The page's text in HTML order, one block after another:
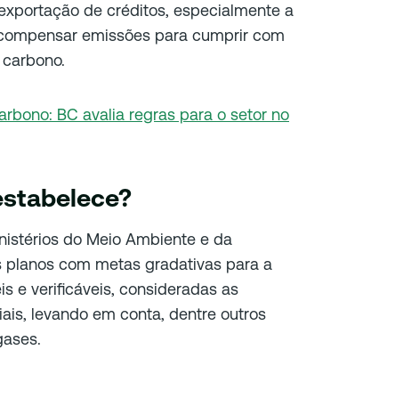
de créditos, especialmente a
emissões para cumprir com
BC avalia regras para o setor no
do Meio Ambiente e da
com metas gradativas para a
e verificáveis, consideradas as
levando em conta, dentre outros